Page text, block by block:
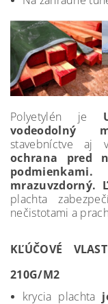
Polyetylén je
vodeodolný
stavebníctve aj
ochrana pred
mrazuvzdorný.
plachta
nečistotami a
KĽÚČOVÉ
210G/M2
krycia plachta